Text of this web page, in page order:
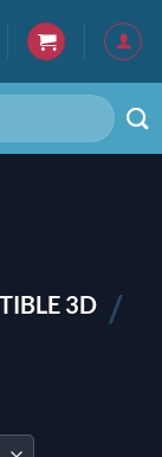
3D /